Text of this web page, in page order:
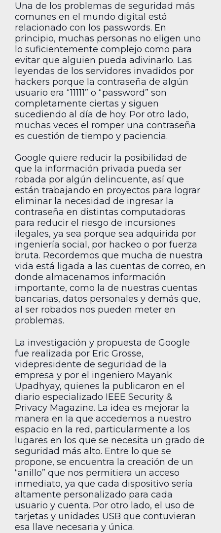
Una de los problemas de seguridad más
comunes en el mundo digital está
relacionado con los passwords. En
principio, muchas personas no eligen uno
lo suficientemente complejo como para
evitar que alguien pueda adivinarlo. Las
leyendas de los servidores invadidos por
hackers porque la contraseña de algún
usuario era “11111” o “password” son
completamente ciertas y siguen
sucediendo al día de hoy. Por otro lado,
muchas veces el romper una contraseña
es cuestión de tiempo y paciencia.
Google quiere reducir la posibilidad de
que la información privada pueda ser
robada por algún delincuente, así que
están trabajando en proyectos para lograr
eliminar la necesidad de ingresar la
contraseña en distintas computadoras
para reducir el riesgo de incursiones
ilegales, ya sea porque sea adquirida por
ingeniería social, por hackeo o por fuerza
bruta. Recordemos que mucha de nuestra
vida está ligada a las cuentas de correo, en
donde almacenamos información
importante, como la de nuestras cuentas
bancarias, datos personales y demás que,
al ser robados nos pueden meter en
problemas.
La investigación y propuesta de Google
fue realizada por Eric Grosse,
videpresidente de seguridad de la
empresa y por el ingeniero Mayank
Upadhyay, quienes la publicaron en el
diario especializado IEEE Security &
Privacy Magazine. La idea es mejorar la
manera en la que accedemos a nuestro
espacio en la red, particularmente a los
lugares en los que se necesita un grado de
seguridad más alto. Entre lo que se
propone, se encuentra la creación de un
“anillo” que nos permitiera un acceso
inmediato, ya que cada dispositivo sería
altamente personalizado para cada
usuario y cuenta. Por otro lado, el uso de
tarjetas y unidades USB que contuvieran
esa llave necesaria y única.